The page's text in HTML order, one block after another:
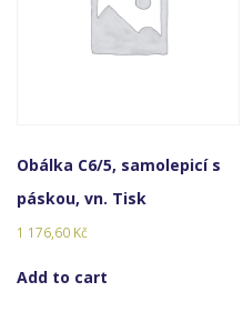
Obálka C6/5, samolepicí s
páskou, vn. Tisk
1 176,60 Kč
Add to cart